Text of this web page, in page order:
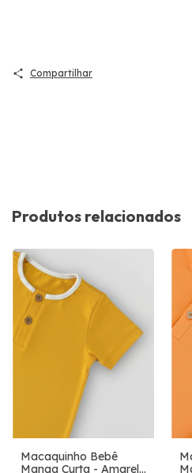
Compartilhar
Produtos relacionados
Macaquinho Bebê
Manga Curta - Amarelo